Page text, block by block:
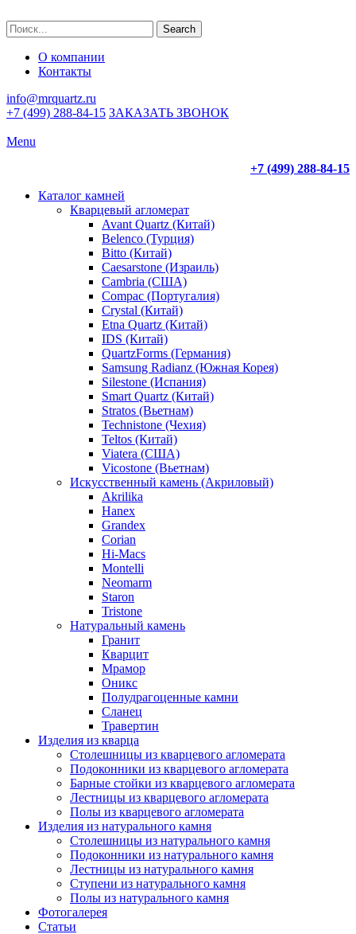
Search
О компании
Контакты
info@mrquartz.ru
+7 (499) 288-84-15 ЗАКАЗАТЬ ЗВОНОК
Menu
+7 (499) 288-84-15
Каталог камней
Кварцевый агломерат
Avant Quartz (Китай)
Belenco (Турция)
Bitto (Китай)
Caesarstone (Израиль)
Cambria (США)
Compac (Португалия)
Crystal (Китай)
Etna Quartz (Китай)
IDS (Китай)
QuartzForms (Германия)
Samsung Radianz (Южная Корея)
Silestone (Испания)
Smart Quartz (Китай)
Stratos (Вьетнам)
Technistone (Чехия)
Teltos (Китай)
Viatera (США)
Vicostone (Вьетнам)
Искусственный камень (Акриловый)
Akrilika
Hanex
Grandex
Corian
Hi-Macs
Montelli
Neomarm
Staron
Tristone
Натуральный камень
Гранит
Кварцит
Мрамор
Оникс
Полудрагоценные камни
Сланец
Травертин
Изделия из кварца
Столешницы из кварцевого агломерата
Подоконники из кварцевого агломерата
Барные стойки из кварцевого агломерата
Лестницы из кварцевого агломерата
Полы из кварцевого агломерата
Изделия из натурального камня
Столешницы из натурального камня
Подоконники из натурального камня
Лестницы из натурального камня
Ступени из натурального камня
Полы из натурального камня
Фотогалерея
Статьи